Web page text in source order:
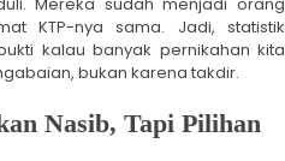
Mereka sudah menjadi orang
KTP-nya sama. Jadi, statistik
kalau banyak pernikahan kita
bukan karena takdir.
Nasib, Tapi Pilihan